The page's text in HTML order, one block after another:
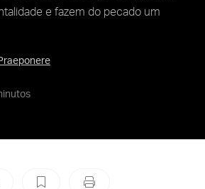
e fazem do pecado um